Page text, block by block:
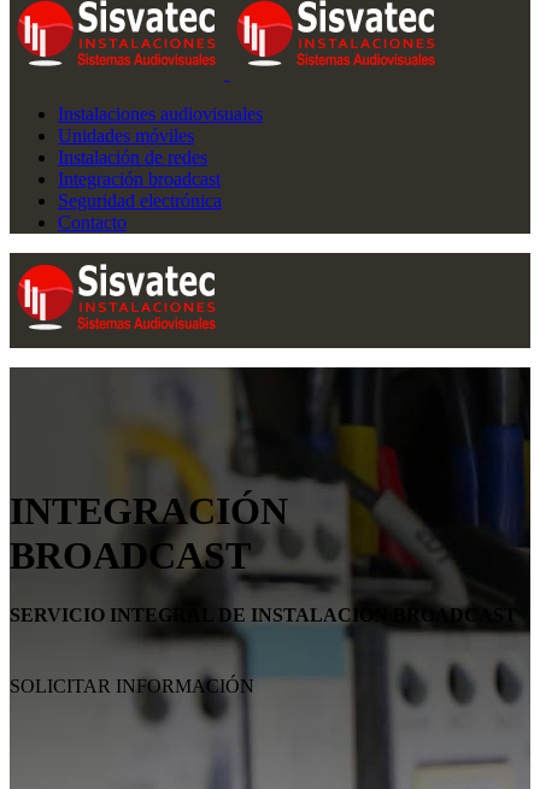
Instalaciones audiovisuales
Unidades móviles
Instalación de redes
Integración broadcast
Seguridad electrónica
Contacto
INTEGRACIÓN
BROADCAST
SERVICIO INTEGRAL DE INSTALACIÓN BROADCAST
SOLICITAR INFORMACIÓN